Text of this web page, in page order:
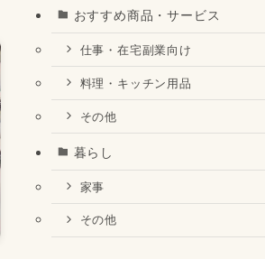
おすすめ商品・サービス
仕事・在宅副業向け
料理・キッチン用品
その他
暮らし
家事
その他